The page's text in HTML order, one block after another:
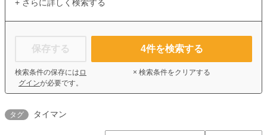
+ さらに詳しく検索する
保存する
検索条件の保存には ロ
グインが必要です。
4件を検索する
× 検索条件をクリアする
タグ タイマン